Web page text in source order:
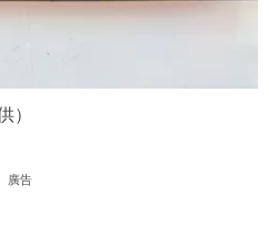
）
廣告